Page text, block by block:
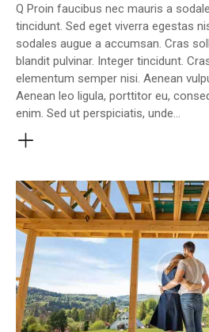
Q Proin faucibus nec mauris a
tincidunt. Sed eget viverra egestas
sodales augue a accumsan. Cras
blandit pulvinar. Integer tincidunt.
elementum semper nisi. Aenean
Aenean leo ligula, porttitor eu,
enim. Sed ut perspiciatis, unde…